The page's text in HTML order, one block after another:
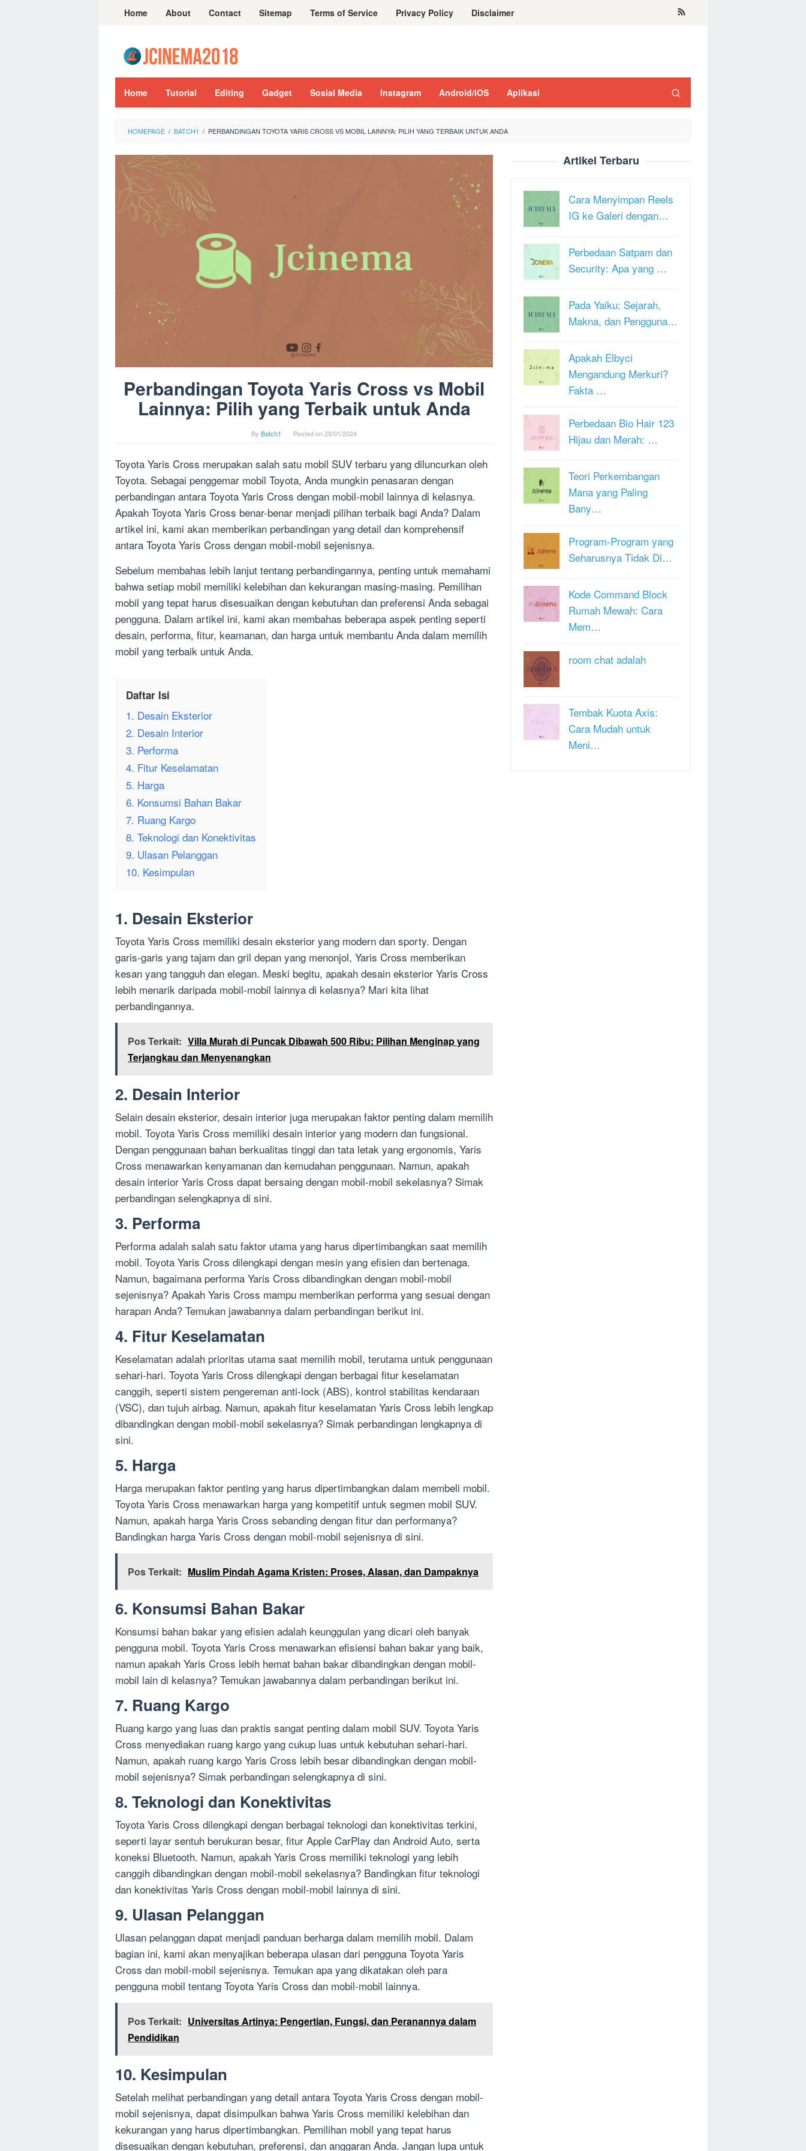
Home About Contact Sitemap Terms of Service Privacy Policy Disclaimer
Home Tutorial Editing Gadget Sosial Media Instagram Android/iOS Aplikasi
HOMEPAGE / BATCH1 / PERBANDINGAN TOYOTA YARIS CROSS VS MOBIL LAINNYA: PILIH YANG TERBAIK UNTUK ANDA
Perbandingan Toyota Yaris Cross vs Mobil
Lainnya: Pilih yang Terbaik untuk Anda
By Batch1 Posted on29/01/2024
Toyota Yaris Cross merupakan salah satu mobil SUV terbaru yang diluncurkan oleh
Toyota. Sebagai penggemar mobil Toyota, Anda mungkin penasaran dengan
perbandingan antara Toyota Yaris Cross dengan mobil-mobil lainnya di kelasnya.
Apakah Toyota Yaris Cross benar-benar menjadi pilihan terbaik bagi Anda? Dalam
artikel ini, kami akan memberikan perbandingan yang detail dan komprehensif
antara Toyota Yaris Cross dengan mobil-mobil sejenisnya.
Sebelum membahas lebih lanjut tentang perbandingannya, penting untuk memahami
bahwa setiap mobil memiliki kelebihan dan kekurangan masing-masing. Pemilihan
mobil yang tepat harus disesuaikan dengan kebutuhan dan preferensi Anda sebagai
pengguna. Dalam artikel ini, kami akan membahas beberapa aspek penting seperti
desain, performa, fitur, keamanan, dan harga untuk membantu Anda dalam memilih
mobil yang terbaik untuk Anda.
Daftar Isi
1. Desain Eksterior
2. Desain Interior
3. Performa
4. Fitur Keselamatan
5. Harga
6. Konsumsi Bahan Bakar
7. Ruang Kargo
8. Teknologi dan Konektivitas
9. Ulasan Pelanggan
10. Kesimpulan
1. Desain Eksterior
Toyota Yaris Cross memiliki desain eksterior yang modern dan sporty. Dengan
garis-garis yang tajam dan gril depan yang menonjol, Yaris Cross memberikan
kesan yang tangguh dan elegan. Meski begitu, apakah desain eksterior Yaris Cross
lebih menarik daripada mobil-mobil lainnya di kelasnya? Mari kita lihat
perbandingannya.
Pos Terkait: Villa Murah di Puncak Dibawah 500 Ribu: Pilihan Menginap yang
Terjangkau dan Menyenangkan
2. Desain Interior
Selain desain eksterior, desain interior juga merupakan faktor penting dalam memilih
mobil. Toyota Yaris Cross memiliki desain interior yang modern dan fungsional.
Dengan penggunaan bahan berkualitas tinggi dan tata letak yang ergonomis, Yaris
Cross menawarkan kenyamanan dan kemudahan penggunaan. Namun, apakah
desain interior Yaris Cross dapat bersaing dengan mobil-mobil sekelasnya? Simak
perbandingan selengkapnya di sini.
3. Performa
Performa adalah salah satu faktor utama yang harus dipertimbangkan saat memilih
mobil. Toyota Yaris Cross dilengkapi dengan mesin yang efisien dan bertenaga.
Namun, bagaimana performa Yaris Cross dibandingkan dengan mobil-mobil
sejenisnya? Apakah Yaris Cross mampu memberikan performa yang sesuai dengan
harapan Anda? Temukan jawabannya dalam perbandingan berikut ini.
4. Fitur Keselamatan
Keselamatan adalah prioritas utama saat memilih mobil, terutama untuk penggunaan
sehari-hari. Toyota Yaris Cross dilengkapi dengan berbagai fitur keselamatan
canggih, seperti sistem pengereman anti-lock (ABS), kontrol stabilitas kendaraan
(VSC), dan tujuh airbag. Namun, apakah fitur keselamatan Yaris Cross lebih lengkap
dibandingkan dengan mobil-mobil sekelasnya? Simak perbandingan lengkapnya di
sini.
5. Harga
Harga merupakan faktor penting yang harus dipertimbangkan dalam membeli mobil.
Toyota Yaris Cross menawarkan harga yang kompetitif untuk segmen mobil SUV.
Namun, apakah harga Yaris Cross sebanding dengan fitur dan performanya?
Bandingkan harga Yaris Cross dengan mobil-mobil sejenisnya di sini.
Pos Terkait: Muslim Pindah Agama Kristen: Proses, Alasan, dan Dampaknya
6. Konsumsi Bahan Bakar
Konsumsi bahan bakar yang efisien adalah keunggulan yang dicari oleh banyak
pengguna mobil. Toyota Yaris Cross menawarkan efisiensi bahan bakar yang baik,
namun apakah Yaris Cross lebih hemat bahan bakar dibandingkan dengan mobil-
mobil lain di kelasnya? Temukan jawabannya dalam perbandingan berikut ini.
7. Ruang Kargo
Ruang kargo yang luas dan praktis sangat penting dalam mobil SUV. Toyota Yaris
Cross menyediakan ruang kargo yang cukup luas untuk kebutuhan sehari-hari.
Namun, apakah ruang kargo Yaris Cross lebih besar dibandingkan dengan mobil-
mobil sejenisnya? Simak perbandingan selengkapnya di sini.
8. Teknologi dan Konektivitas
Toyota Yaris Cross dilengkapi dengan berbagai teknologi dan konektivitas terkini,
seperti layar sentuh berukuran besar, fitur Apple CarPlay dan Android Auto, serta
koneksi Bluetooth. Namun, apakah Yaris Cross memiliki teknologi yang lebih
canggih dibandingkan dengan mobil-mobil sekelasnya? Bandingkan fitur teknologi
dan konektivitas Yaris Cross dengan mobil-mobil lainnya di sini.
9. Ulasan Pelanggan
Ulasan pelanggan dapat menjadi panduan berharga dalam memilih mobil. Dalam
bagian ini, kami akan menyajikan beberapa ulasan dari pengguna Toyota Yaris
Cross dan mobil-mobil sejenisnya. Temukan apa yang dikatakan oleh para
pengguna mobil tentang Toyota Yaris Cross dan mobil-mobil lainnya.
Pos Terkait: Universitas Artinya: Pengertian, Fungsi, dan Peranannya dalam
Pendidikan
10. Kesimpulan
Setelah melihat perbandingan yang detail antara Toyota Yaris Cross dengan mobil-
mobil sejenisnya, dapat disimpulkan bahwa Yaris Cross memiliki kelebihan dan
kekurangan yang harus dipertimbangkan. Pemilihan mobil yang tepat harus
disesuaikan dengan kebutuhan, preferensi, dan anggaran Anda. Jangan lupa untuk
Artikel Terbaru
Cara Menyimpan Reels
IG ke Galeri dengan…
Perbedaan Satpam dan
Security: Apa yang …
Pada Yaiku: Sejarah,
Makna, dan Pengguna…
Apakah Elbyci
Mengandung Merkuri?
Fakta …
Perbedaan Bio Hair 123
Hijau dan Merah: …
Teori Perkembangan
Mana yang Paling
Bany…
Program-Program yang
Seharusnya Tidak Di…
Kode Command Block
Rumah Mewah: Cara
Mem…
room chat adalah
Tembak Kuota Axis:
Cara Mudah untuk
Meni…